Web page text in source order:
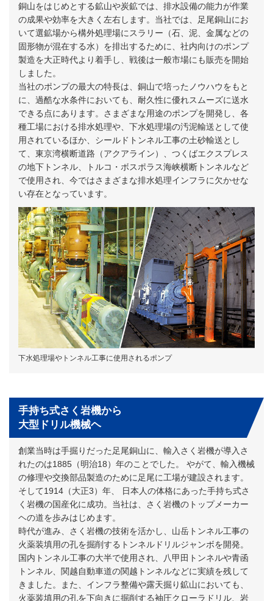
下水処理場やトンネル工事に使用されるポンプ
銅山をはじめとする鉱山や炭鉱では、排水設備の能力が作業
の成果や効率を大きく左右します。当社では、足尾銅山にお
いて選鉱場から構外処理場にスラリー（石、泥、金属などの
固形物が混在する水）を排出するために、社内向けのポンプ
製造を大正時代より着手し、戦後は一般市場にも販売を開始
しました。
当社のポンプの最大の特長は、銅山で培ったノウハウをもと
に、過酷な水条件においても、耐久性に優れスムーズに送水
できる点にあります。さまざまな用途のポンプを開発し、各
種工場における排水処理や、下水処理場の汚泥輸送として使
用されているほか、シールドトンネル工事の土砂輸送とし
て、東京湾横断道路（アクアライン）、つくばエクスプレス
の地下トンネル、トルコ・ボスポラス海峡横断トンネルなど
で使用され、今ではさまざまな排水処理インフラに欠かせな
い存在となっています。
手持ち式さく岩機から
大型ドリル機械ヘ
創業当時は手掘りだった足尾銅山に、輸入さく岩機が導入さ
れたのは1885（明治18）年のことでした。 やがて、輸入機械
の修理や交換部品製造のために足尾に工場が建設されます。
そして1914（大正3）年、 日本人の体格にあった手持ち式さ
く岩機の国産化に成功。当社は、さく岩機のトップメーカー
ヘの道を歩みはじめます。
時代が進み、さく岩機の技術を活かし、山岳トンネル工事の
火薬装填用の孔を掘削するトンネルドリルジャンボを開発。
国内トンネル工事の大半で使用され、八甲田トンネルや青函
トンネル、関越自動車道の関越トンネルなどに実績を残して
きました。また、インフラ整備や露天掘り鉱山においても、
火薬装填用の孔を下向きに掘削する袖圧クローラドリル、岩